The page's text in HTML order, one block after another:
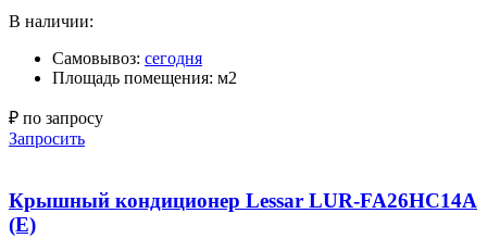
В наличии:
Самовывоз: сегодня
Площадь помещения: м2
₽ по запросу
Запросить
Крышный кондиционер Lessar LUR-FA26HC14A
(E)